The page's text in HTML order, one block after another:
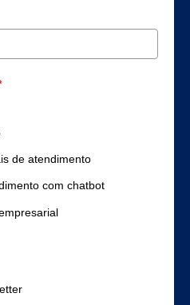
de atendimento
com chatbot